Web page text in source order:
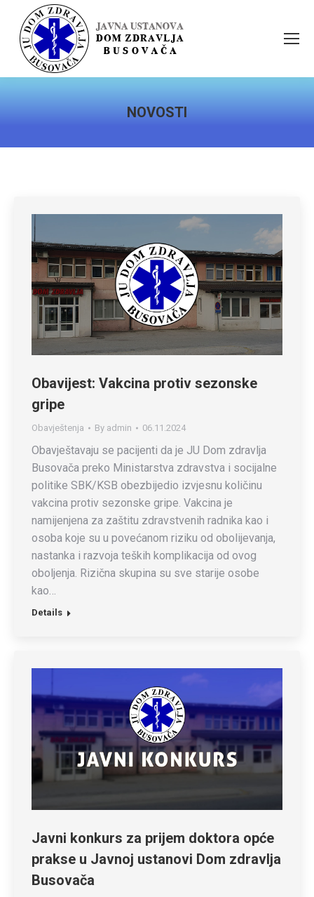
NOVOSTI
Obavijest: Vakcina protiv sezonske
gripe
Obavještenja By admin 06.11.2024
Obavještavaju se pacijenti da je JU Dom zdravlja
Busovača preko Ministarstva zdravstva i socijalne
politike SBK/KSB obezbijedio izvjesnu količinu
vakcina protiv sezonske gripe. Vakcina je
namijenjena za zaštitu zdravstvenih radnika kao i
osoba koje su u povećanom riziku od obolijevanja,
nastanka i razvoja teških komplikacija od ovog
oboljenja. Rizična skupina su sve starije osobe
kao…
Details
Javni konkurs za prijem doktora opće
prakse u Javnoj ustanovi Dom zdravlja
Busovača